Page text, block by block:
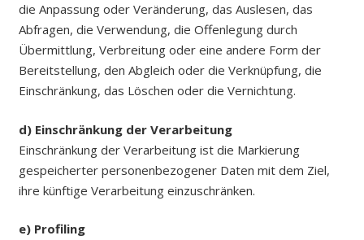
die Anpassung oder Veränderung, das Auslesen, das
Abfragen, die Verwendung, die Offenlegung durch
Übermittlung, Verbreitung oder eine andere Form der
Bereitstellung, den Abgleich oder die Verknüpfung, die
Einschränkung, das Löschen oder die Vernichtung.
d) Einschränkung der Verarbeitung
Einschränkung der Verarbeitung ist die Markierung
gespeicherter personenbezogener Daten mit dem Ziel,
ihre künftige Verarbeitung einzuschränken.
e) Profiling